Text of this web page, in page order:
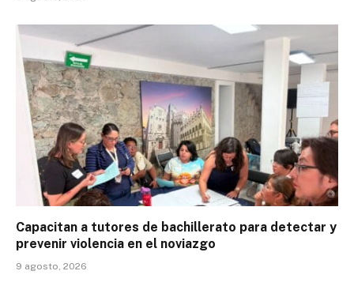
Capacitan a tutores de bachillerato para detectar y
prevenir violencia en el noviazgo
9 agosto, 2026